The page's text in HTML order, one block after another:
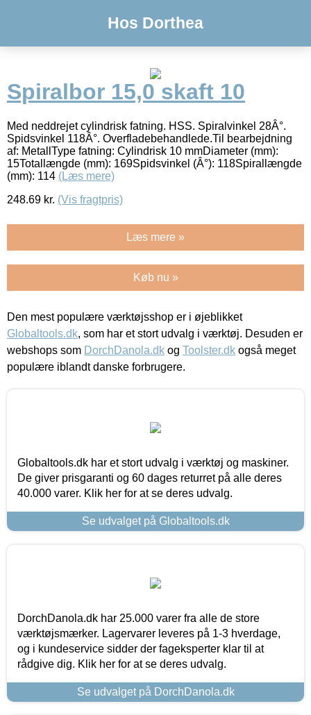
Hos Dorthea
Spiralbor 15,0 skaft 10
Med neddrejet cylindrisk fatning. HSS. Spiralvinkel 28Â°.
Spidsvinkel 118Â°. Overfladebehandlede.Til bearbejdning
af: MetallType fatning: Cylindrisk 10 mmDiameter (mm):
15Totallængde (mm): 169Spidsvinkel (Â°): 118Spirallængde
(mm): 114 (Læs mere)
248.69 kr. (Vis fragtpris)
Læs mere »
Køb nu »
Den mest populære værktøjsshop er i øjeblikket
Globaltools.dk, som har et stort udvalg i værktøj. Desuden er
webshops som DorchDanola.dk og Toolster.dk også meget
populære iblandt danske forbrugere.
Globaltools.dk har et stort udvalg i værktøj og maskiner.
De giver prisgaranti og 60 dages returret på alle deres
40.000 varer. Klik her for at se deres udvalg.
Se udvalget på Globaltools.dk
DorchDanola.dk har 25.000 varer fra alle de store
værktøjsmærker. Lagervarer leveres på 1-3 hverdage,
og i kundeservice sidder der fageksperter klar til at
rådgive dig. Klik her for at se deres udvalg.
Se udvalget på DorchDanola.dk